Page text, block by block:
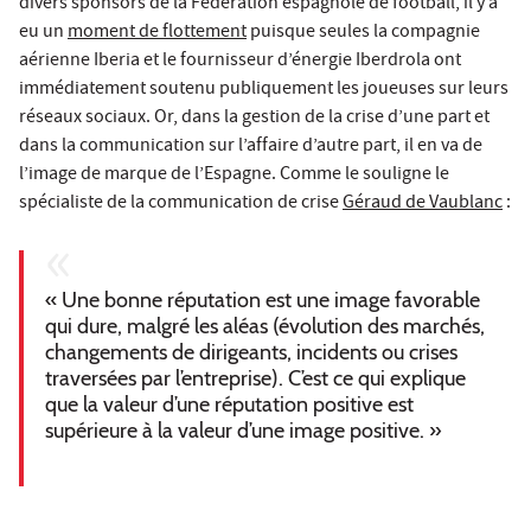
eu unmoment de flottementpuisque seules la compagnie
aérienne Iberia et le fournisseur d’énergie Iberdrola ont
immédiatement soutenu publiquement les joueuses sur leurs
réseaux sociaux. Or, dans la gestion de la crise d’une part et
dans la communication sur l’affaire d’autre part, il en va de
l’image de marque de l’Espagne. Comme le souligne le
spécialiste de la communication de criseGéraud de Vaublanc:
« Une bonne réputation est une image favorable
qui dure, malgré les aléas (évolution des marchés,
changements de dirigeants, incidents ou crises
traversées par l’entreprise). C’est ce qui explique
que la valeur d’une réputation positive est
supérieure à la valeur d’une image positive. »